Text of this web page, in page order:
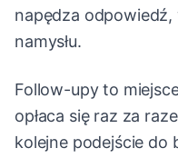
napędza odpowiedź,
namysłu.
Follow-upy to
opłaca się raz za
kolejne podejście do